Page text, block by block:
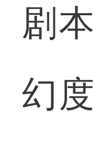
剧
幻